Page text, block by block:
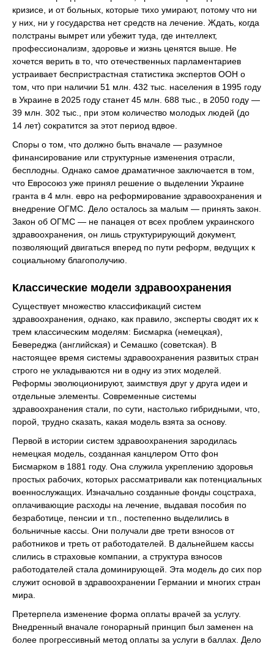
кризисе, и от больных, которые тихо умирают, потому что ни
у них, ни у государства нет средств на лечение. Ждать, когда
полстраны вымрет или убежит туда, где интеллект,
профессионализм, здоровье и жизнь ценятся выше. Не
хочется верить в то, что отечественных парламентариев
устраивает беспристрастная статистика экспертов ООН о
том, что при наличии 51 млн. 432 тыс. населения в 1995 году
в Украине в 2025 году станет 45 млн. 688 тыс., в 2050 году —
39 млн. 302 тыс., при этом количество молодых людей (до
14 лет) сократится за этот период вдвое.
Споры о том, что должно быть вначале — разумное
финансирование или структурные изменения отрасли,
бесплодны. Однако самое драматичное заключается в том,
что Евросоюз уже принял решение о выделении Украине
гранта в 4 млн. евро на реформирование здравоохранения и
внедрение ОГМС. Дело осталось за малым — принять закон.
Закон об ОГМС — не панацея от всех проблем украинского
здравоохранения, он лишь структурирующий документ,
позволяющий двигаться вперед по пути реформ, ведущих к
социальному благополучию.
Классические модели здравоохранения
Существует множество классификаций систем
здравоохранения, однако, как правило, эксперты сводят их к
трем классическим моделям: Бисмарка (немецкая),
Бевереджа (английская) и Семашко (советская). В
настоящее время системы здравоохранения развитых стран
строго не укладываются ни в одну из этих моделей.
Реформы эволюционируют, заимствуя друг у друга идеи и
отдельные элементы. Современные системы
здравоохранения стали, по сути, настолько гибридными, что,
порой, трудно сказать, какая модель взята за основу.
Первой в истории систем здравоохранения зародилась
немецкая модель, созданная канцлером Отто фон
Бисмарком в 1881 году. Она служила укреплению здоровья
простых рабочих, которых рассматривали как потенциальных
военнослужащих. Изначально созданные фонды соцстраха,
оплачивающие расходы на лечение, выдавая пособия по
безработице, пенсии и т.п., постепенно выделились в
больничные кассы. Они получали две трети взносов от
работников и треть от работодателей. В дальнейшем кассы
слились в страховые компании, а структура взносов
работодателей стала доминирующей. Эта модель до сих пор
служит основой в здравоохранении Германии и многих стран
мира.
Претерпела изменение форма оплаты врачей за услугу.
Внедренный вначале гонорарный принцип был заменен на
более прогрессивный метод оплаты за услуги в баллах. Дело